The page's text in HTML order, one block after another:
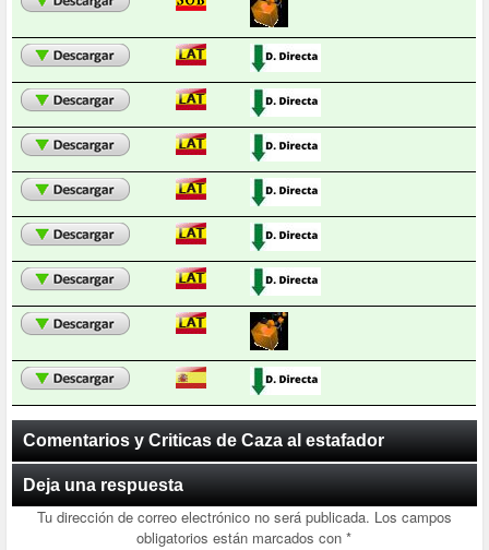
Comentarios y Criticas de Caza al estafador
Deja una respuesta
Tu dirección de correo electrónico no será publicada. Los campos
obligatorios están marcados con*